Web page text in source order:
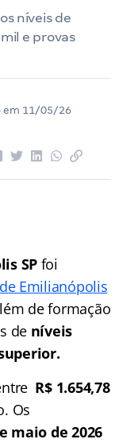
níveis de
e provas
em 11/05/26
SP foi
Emilianópolis
de formação
de níveis
R$ 1.654,78
Os
maio de 2026